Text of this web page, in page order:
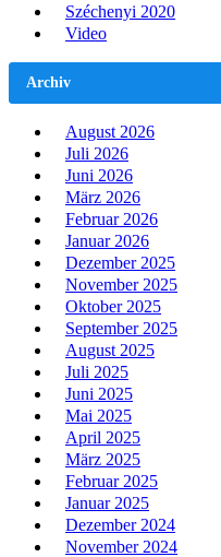
Széchenyi 2020
Video
Archiv
August 2026
Juli 2026
Juni 2026
März 2026
Februar 2026
Januar 2026
Dezember 2025
November 2025
Oktober 2025
September 2025
August 2025
Juli 2025
Juni 2025
Mai 2025
April 2025
März 2025
Februar 2025
Januar 2025
Dezember 2024
November 2024